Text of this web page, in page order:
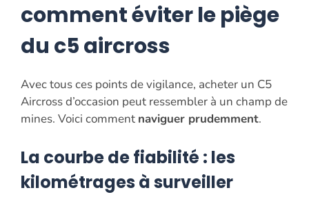
comment éviter le piège
du c5 aircross
Avec tous ces points de vigilance, acheter un C5
Aircross d’occasion peut ressembler à un champ de
mines. Voici comment naviguer prudemment.
La courbe de fiabilité : les
kilométrages à surveiller